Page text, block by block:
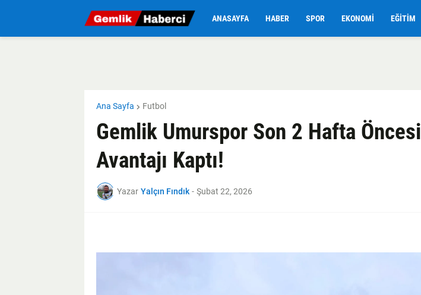
ANASAYFA HABER SPOR EKONOMI EĞITIM
Ana Sayfa Futbol
Gemlik Umurspor Son 2 Hafta Öncesi
Avantajı Kaptı!
Yazar Yalçın Fındık - Şubat 22, 2026